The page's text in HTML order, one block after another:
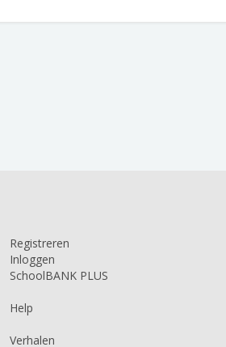
Registreren
Inloggen
SchoolBANK PLUS
Help
Verhalen